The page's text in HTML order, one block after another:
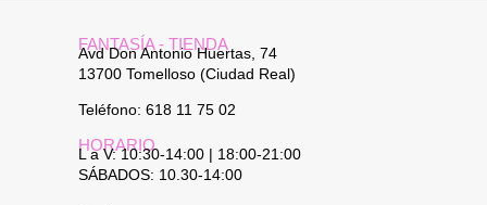
FANTASÍA - TIENDA
Avd Don Antonio Huertas, 74
13700 Tomelloso (Ciudad Real)
Teléfono: 618 11 75 02
HORARIO
L a V: 10:30-14:00 | 18:00-21:00
SÁBADOS: 10.30-14:00